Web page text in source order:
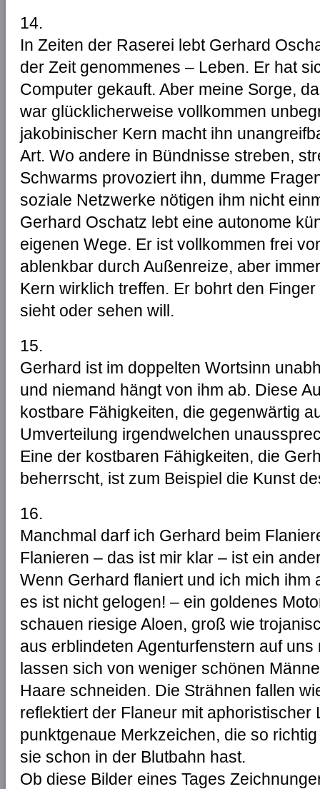
14.
In Zeiten der Raserei lebt Gerhard
der Zeit genommenes – Leben. Er hat
Computer gekauft. Aber meine Sorge,
war glücklicherweise vollkommen
jakobinischer Kern macht ihn
Art. Wo andere in Bündnisse streben,
Schwarms provoziert ihn, dumme
soziale Netzwerke nötigen ihm nicht
Gerhard Oschatz lebt eine autonome
eigenen Wege. Er ist vollkommen frei
ablenkbar durch Außenreize, aber
Kern wirklich treffen. Er bohrt den
sieht oder sehen will.
15.
Gerhard ist im doppelten Wortsinn
und niemand hängt von ihm ab. Diese
kostbare Fähigkeiten, die gegenwärtig
Umverteilung irgendwelchen
Eine der kostbaren Fähigkeiten, die
beherrscht, ist zum Beispiel die Kunst
16.
Manchmal darf ich Gerhard beim
Flanieren – das ist mir klar – ist ein
Wenn Gerhard flaniert und ich mich ihm
es ist nicht gelogen! – ein goldenes
schauen riesige Aloen, groß wie
aus erblindeten Agenturfenstern auf
lassen sich von weniger schönen
Haare schneiden. Die Strähnen fallen
reflektiert der Flaneur mit
punktgenaue Merkzeichen, die so
sie schon in der Blutbahn hast.
Ob diese Bilder eines Tages